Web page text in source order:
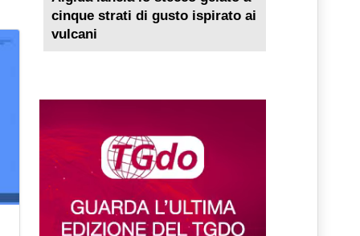
cinque strati di gusto ispirato ai
vulcani